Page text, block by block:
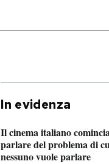
In evidenza
Il cinema italiano
parlare del problema di
nessuno vuole parlare